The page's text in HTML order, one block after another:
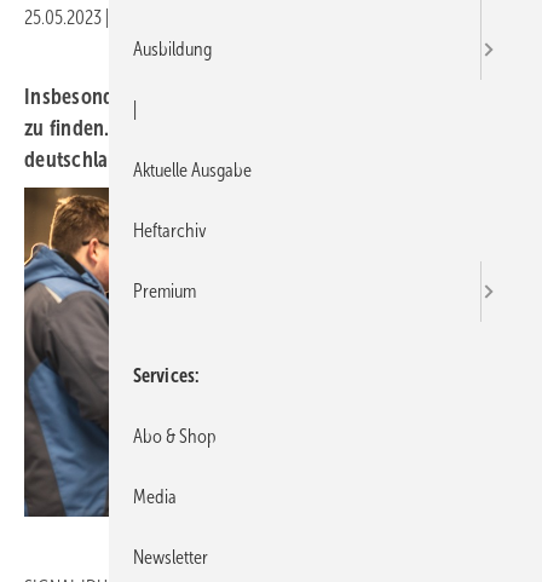
25.05.2023
Insbesondere dem Mittelstand fällt es schwer, Fachkräfte
zu finden. Diese Situation verschärft sich
deutschlandweit, wie aktuelle Studien zeigen.
Ausbildung
Aktuelle Ausgabe
Heftarchiv
Premium
Services
Abo & Shop
Media
Newsletter